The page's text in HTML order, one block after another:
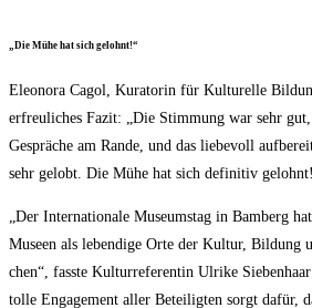
„Die Mühe hat sich gelohnt!“
Eleo­no­ra Cagol, Kura­to­rin für Kul­tu­rel­le
erfreu­li­ches Fazit: „Die Stim­mung war sehr gut,
Gesprä­che am Ran­de, und das lie­be­voll
sehr gelobt. Die Mühe hat sich defi­ni­tiv
„Der Inter­na­tio­na­le Muse­ums­tag in Bam­berg
Muse­en als leben­di­ge Orte der Kul­tur, Bil­dung
chen“, fass­te Kul­tur­re­fe­ren­tin Ulri­ke
tol­le Enga­ge­ment aller Betei­lig­ten sorgt dafür,